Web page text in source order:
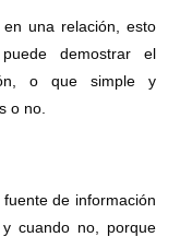
una relación, esto
demostrar el
o que simple y
o no.
de información
y cuando no, porque